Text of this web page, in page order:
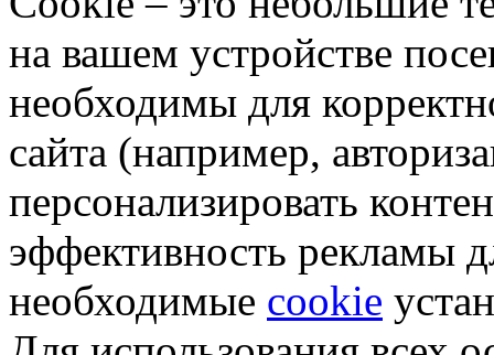
на вашем устройстве
необходимы для
сайта (например,
персонализировать
эффективность рекламы
необходимые cookie